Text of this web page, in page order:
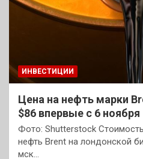
ИНВЕСТИЦИИ
Цена на нефть марки
$86 впервые с 6 ноября
Фото: Shutterstock
нефть Brent на лондонской
мск…